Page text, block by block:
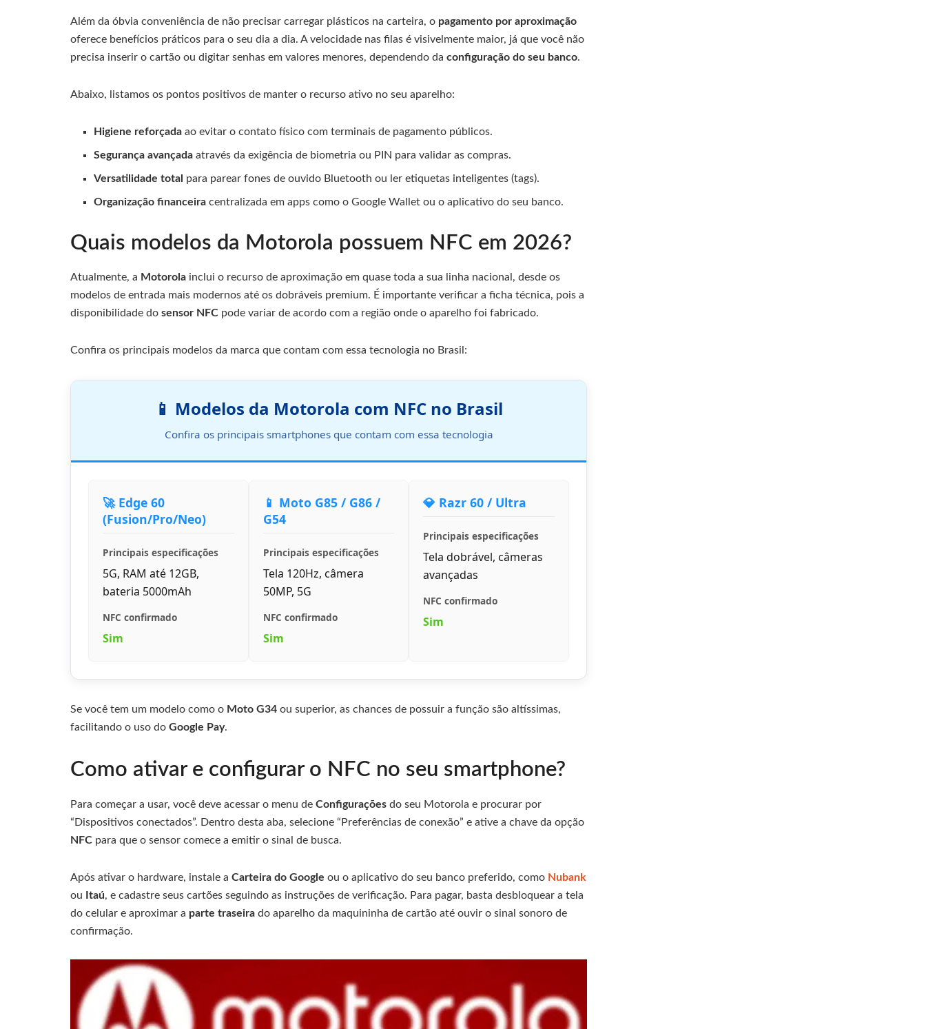
Além da óbvia conveniência de não precisar carregar plásticos na carteira, o pagamento por aproximação
oferece benefícios práticos para o seu dia a dia. A velocidade nas filas é visivelmente maior, já que você não
precisa inserir o cartão ou digitar senhas em valores menores, dependendo da configuração do seu banco.
Abaixo, listamos os pontos positivos de manter o recurso ativo no seu aparelho:
Higiene reforçada ao evitar o contato físico com terminais de pagamento públicos.
Segurança avançada através da exigência de biometria ou PIN para validar as compras.
Versatilidade total para parear fones de ouvido Bluetooth ou ler etiquetas inteligentes (tags).
Organização financeira centralizada em apps como o Google Wallet ou o aplicativo do seu banco.
Quais modelos da Motorola possuem NFC em 2026?
Atualmente, a Motorola inclui o recurso de aproximação em quase toda a sua linha nacional, desde os
modelos de entrada mais modernos até os dobráveis premium. É importante verificar a ficha técnica, pois a
disponibilidade do sensor NFC pode variar de acordo com a região onde o aparelho foi fabricado.
Confira os principais modelos da marca que contam com essa tecnologia no Brasil:
📱 Modelos da Motorola com NFC no Brasil
Confira os principais smartphones que contam com essa tecnologia
🚀 Edge 60
(Fusion/Pro/Neo)
Principais especificações
5G, RAM até 12GB,
bateria 5000mAh
NFC confirmado
Sim
📱 Moto G85 / G86 /
G54
Principais especificações
Tela 120Hz, câmera
50MP, 5G
NFC confirmado
Sim
💎 Razr 60 / Ultra
Principais especificações
Tela dobrável, câmeras
avançadas
NFC confirmado
Sim
Se você tem um modelo como o Moto G34 ou superior, as chances de possuir a função são altíssimas,
facilitando o uso do Google Pay.
Como ativar e configurar o NFC no seu smartphone?
Para começar a usar, você deve acessar o menu de Configurações do seu Motorola e procurar por
“Dispositivos conectados”. Dentro desta aba, selecione “Preferências de conexão” e ative a chave da opção
NFC para que o sensor comece a emitir o sinal de busca.
Após ativar o hardware, instale a Carteira do Google ou o aplicativo do seu banco preferido, como Nubank
ou
Itaú, e cadastre seus cartões seguindo as instruções de verificação. Para pagar, basta desbloquear a tela
do celular e aproximar a parte traseira do aparelho da maquininha de cartão até ouvir o sinal sonoro de
confirmação.